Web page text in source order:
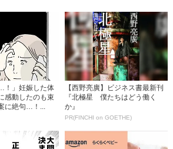
！」妊娠した体
感動したのも束
に絶句…！...
【西野亮廣】ビジネス書最新刊
『北極星 僕たちはどう働く
か』
PR(FINCHI on GOETHE)